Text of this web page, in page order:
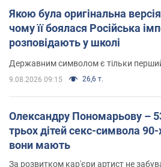
Якою була оригінальна
чому її боялася Російська
розповідають у школі
Державним символом є тільки перший
9.08.2026 09:15 26,6 т.
Олександру Пономарьову –
трьох дітей секс-символа
вони мають
За розвитком кар'єри артист не